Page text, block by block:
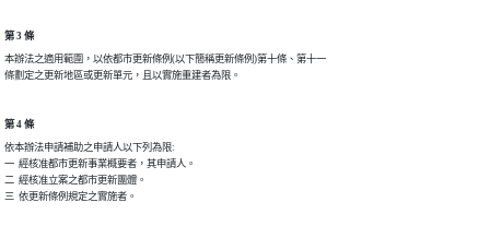
第 3 條
本辦法之適用範圍，以依都市更新條例(以下簡稱更新條例)第十條、第十一
條劃定之更新地區或更新單元，且以實施重建者為限。
第 4 條
依本辦法申請補助之申請人以下列為限:
一  經核准都市更新事業概要者，其申請人。
二  經核准立案之都市更新團體。
三  依更新條例規定之實施者。